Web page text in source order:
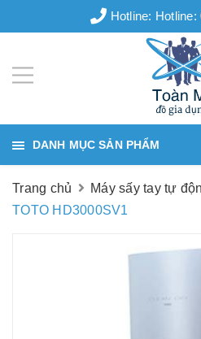
Hotline: Hotline:
DANH MỤC SẢN PHẨM
Trang chủ Máy sấy tay tự
TOTO HD3000SV1